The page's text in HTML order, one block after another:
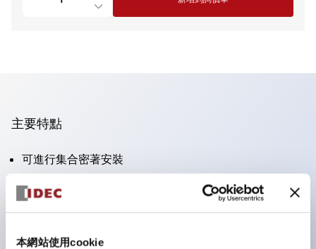
本網站使用cookie
主要特點
可進行集合密著安裝
附鎖選擇開關採用高安全性的彈子鎖結構
防護結構為IP65（IEC60529）